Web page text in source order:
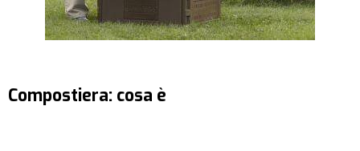
Compostiera: cosa è